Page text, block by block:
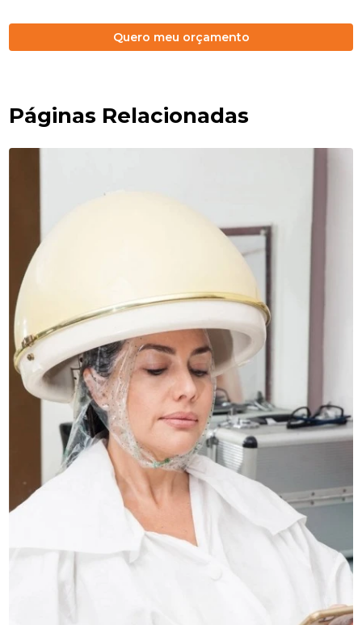
Quero meu orçamento
Páginas Relacionadas